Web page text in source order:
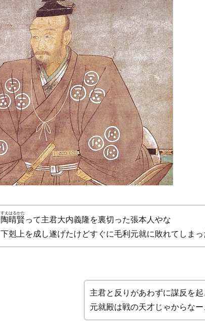
陶晴賢
すえはるかた
って主君大内義隆を裏切った張本人やな
下剋上を成し遂げたけどすぐに毛利元就に敗れてしま
主君と反りがあわずに謀反を
元就殿は戦の天才じゃからな